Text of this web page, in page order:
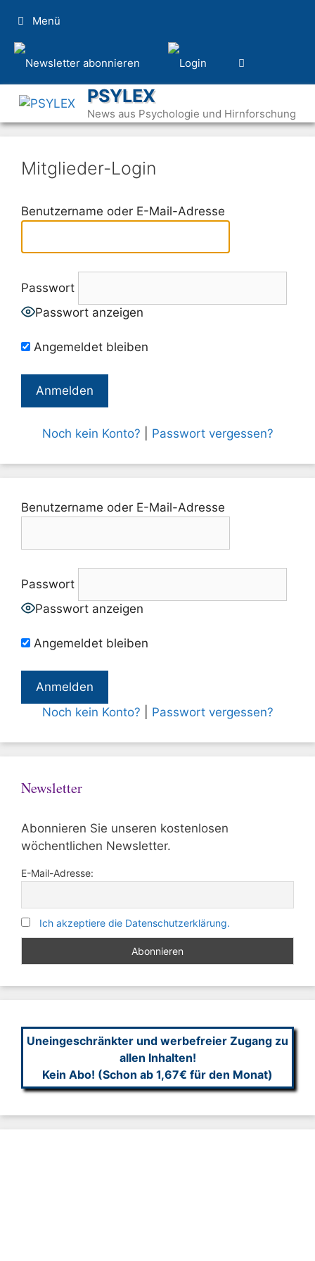
Inhalt
springen
Menü
PSYLEX
News aus Psychologie und Hirnforschung
Mitglieder-Login
Benutzername oder E-Mail-Adresse
Passwort
Passwort anzeigen
Angemeldet bleiben
Noch kein Konto? Passwort vergessen?
Benutzername oder E-Mail-Adresse
Passwort
Passwort anzeigen
Angemeldet bleiben
Noch kein Konto? Passwort vergessen?
Newsletter
Abonnieren Sie unseren kostenlosen
wöchentlichen Newsletter.
E-Mail-Adresse:
Ich akzeptiere die Datenschutzerklärung.
Uneingeschränkter und werbefreier Zugang zu
allen Inhalten!
Kein Abo! (Schon ab 1,67€ für den Monat)